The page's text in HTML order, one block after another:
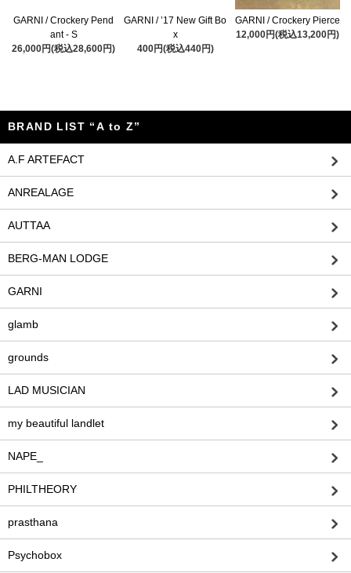
GARNI / Crockery Pend
ant - S
26,000円(税込28,600円)
GARNI / ’17 New Gift Bo
x
400円(税込440円)
GARNI / Crockery Pierce
12,000円(税込13,200円)
BRAND LIST “A to Z”
A.F ARTEFACT
ANREALAGE
AUTTAA
BERG-MAN LODGE
GARNI
glamb
grounds
LAD MUSICIAN
my beautiful landlet
NAPE_
PHILTHEORY
prasthana
Psychobox